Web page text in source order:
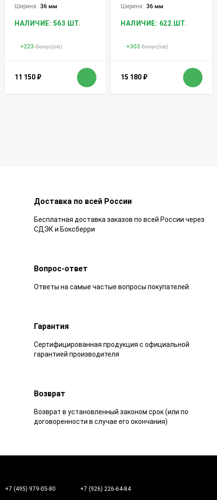
Ширина: 36 мм
НАЛИЧИЕ: 563 ШТ.
+223 бонус(ов)
11 150 ₽
Ширина: 36 мм
НАЛИЧИЕ: 622 ШТ.
+303 бонус(ов)
15 180 ₽
Доставка по всей России
Бесплатная доставка заказов по всей России через
СДЭК и Боксберри
Вопрос-ответ
Ответы на самые частые вопросы покупателей
Гарантия
Сертифицированная продукция с официальной
гарантией производителя
Возврат
Возврат в установленный законом срок (или по
договоренности в случае его окончания)
+7 (495) 979-05-80 +7 (926) 226-64-84